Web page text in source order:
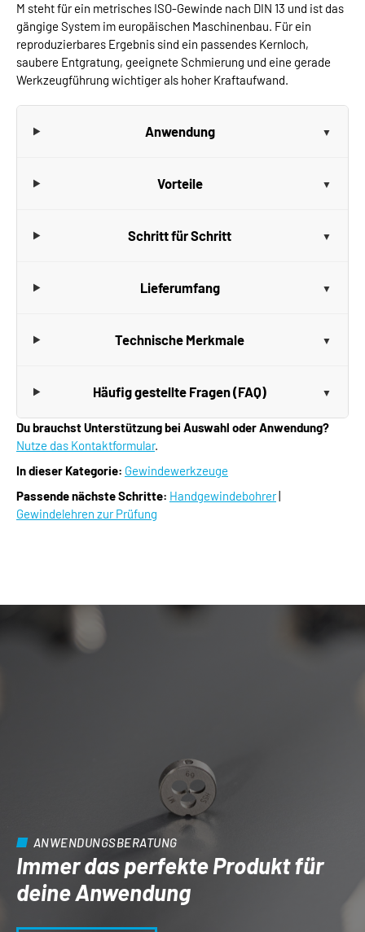
M steht für ein metrisches ISO-Gewinde nach DIN 13 und ist das
gängige System im europäischen Maschinenbau. Für ein
reproduzierbares Ergebnis sind ein passendes Kernloch,
saubere Entgratung, geeignete Schmierung und eine gerade
Werkzeugführung wichtiger als hoher Kraftaufwand.
Anwendung
Vorteile
Schritt für Schritt
Lieferumfang
Technische Merkmale
Häufig gestellte Fragen (FAQ)
Du brauchst Unterstützung bei Auswahl oder Anwendung?
Nutze das Kontaktformular.
In dieser Kategorie: Gewindewerkzeuge
Passende nächste Schritte: Handgewindebohrer|
Gewindelehren zur Prüfung
ANWENDUNGSBERATUNG
Immer das perfekte Produkt für
deine Anwendung